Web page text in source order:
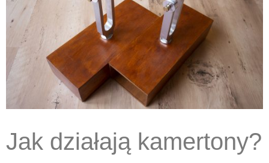
Jak działają kamertony?